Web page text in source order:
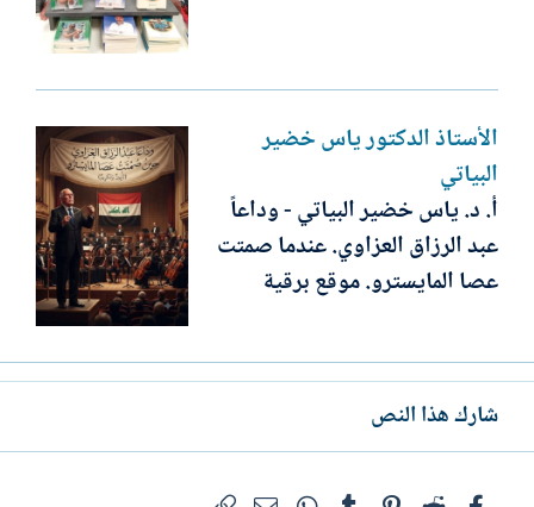
الأستاذ الدكتور ياس خضير
البياتي
أ. د. ياس خضير البياتي - وداعاً
عبد الرزاق العزاوي. عندما صمتت
عصا المايسترو. موقع برقية
شارك هذا النص